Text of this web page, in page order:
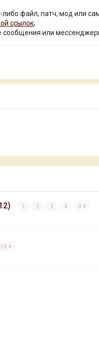
либо файл, патч, мод или
ссылок;
сообщения или
1 2 3 4 5
16